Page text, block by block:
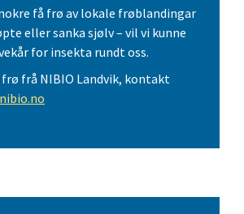
få frø av lokale frøblandingar
eller sanka sjølv – vil vi kunne
for insekta rundt oss.
frå NIBIO Landvik, kontakt